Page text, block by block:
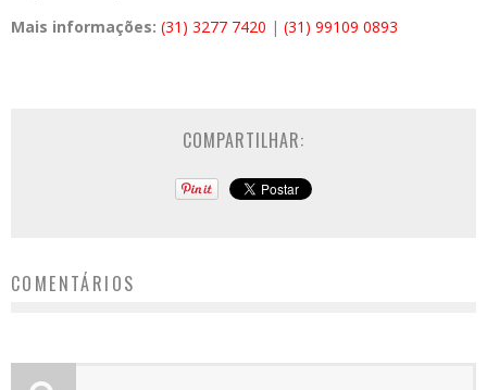
Mais informações: (31) 3277 7420 | (31) 99109 0893
COMPARTILHAR:
COMENTÁRIOS